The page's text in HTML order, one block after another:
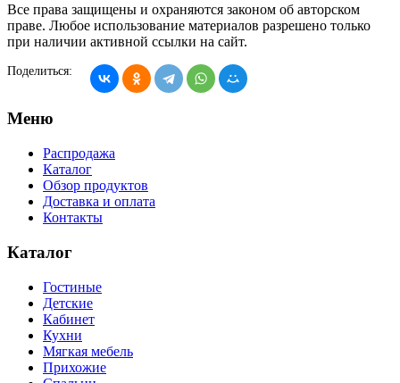
Все права защищены и охраняются законом об авторском
праве. Любое использование материалов разрешено только
при наличии активной ссылки на сайт.
Поделиться:
Меню
Распродажа
Каталог
Обзор продуктов
Доставка и оплата
Контакты
Каталог
Гостиные
Детские
Кабинет
Кухни
Мягкая мебель
Прихожие